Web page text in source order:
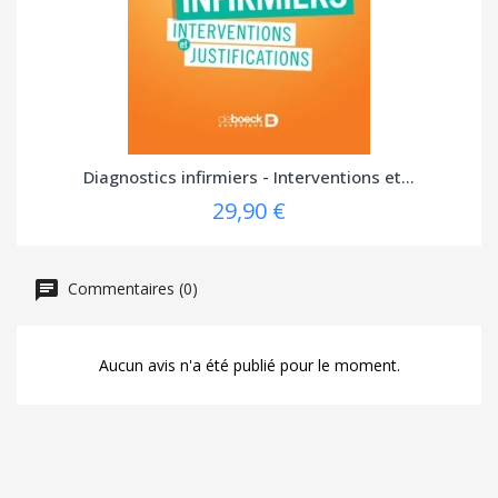
Diagnostics infirmiers - Interventions et...
29,90 €
Commentaires (0)
Aucun avis n'a été publié pour le moment.